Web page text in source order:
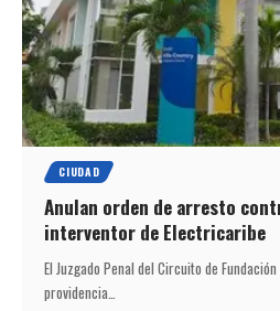
CIUDAD
Anulan orden de arresto
interventor de Electricaribe
El Juzgado Penal del Circuito de
providencia…